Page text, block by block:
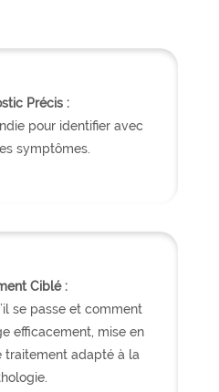
Précis :
pour identifier avec
symptômes.
Ciblé :
se passe et comment
efficacement, mise en
traitement adapté à la